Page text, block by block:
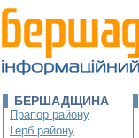
БЕРШАДЩИНА
Прапор району
Герб району